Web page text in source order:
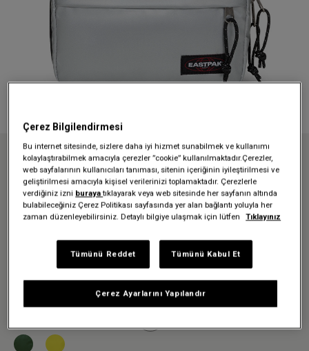
Anasayfa Aksesuarlar
Road Kit
ROAD KIT SPACE SILVER SEYAHAT ÇANTASI
ROAD KIT SPACE SILVER
SEYAHAT ÇANTASI
1.679,30 TL
2.399,00 TL -%30
Çerez Bilgilendirmesi
Bu internet sitesinde, sizlere daha iyi hizmet sunabilmek ve kullanımı
kolaylaştırabilmek amacıyla çerezler ”cookie” kullanılmaktadır.Çerezler,
web sayfalarının kullanıcıları tanıması, sitenin içeriğinin iyileştirilmesi ve
geliştirilmesi amacıyla kişisel verilerinizi toplamaktadır. Çerezlerle
verdiğiniz izni burayatıklayarak veya web sitesinde her sayfanın altında
bulabileceğiniz Çerez Politikası sayfasında yer alan bağlantı yoluyla her
zaman düzenleyebilirsiniz. Detaylı bilgiye ulaşmak için lütfen
Tıklayınız
Çerez Ayarlarını Yapılandır
Tümünü Reddet Tümünü Kabul Et